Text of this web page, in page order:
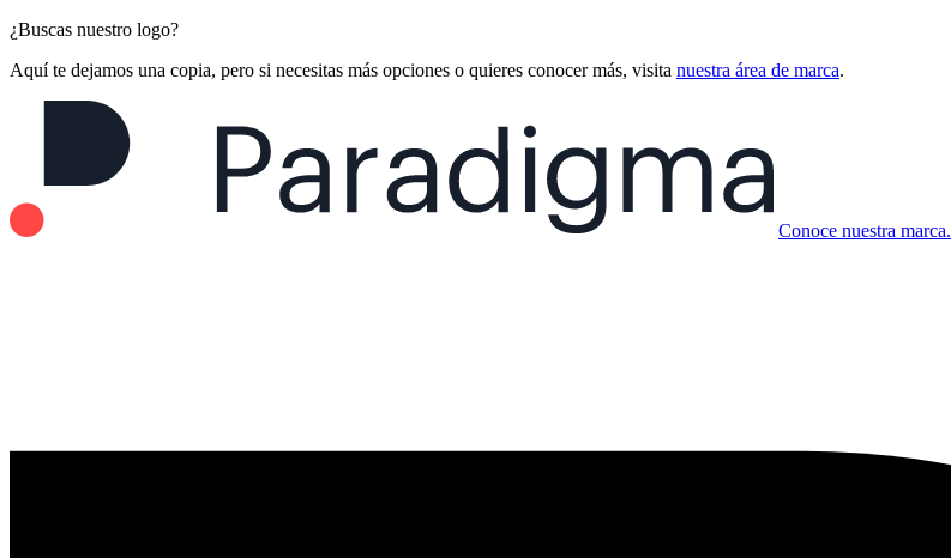
¿Buscas nuestro logo?
Aquí te dejamos una copia, pero si necesitas más opciones o quieres conocer más, visita nuestra área de marca.
Conoce nuestra marca.